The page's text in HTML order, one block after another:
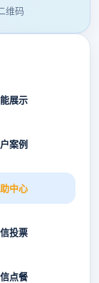
维码
展示
案例
中心
投票
点餐